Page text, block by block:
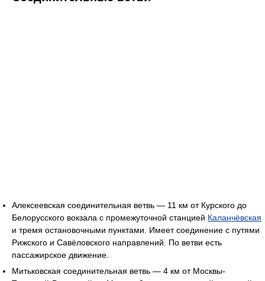
Алексеевская соединительная ветвь — 11 км от Курского до
Белорусского вокзала с промежуточной станцией Каланчёвская
и тремя остановочными пунктами. Имеет соединение с путями
Рижского и Савёловского направлений. По ветви есть
пассажирское движение.
Митьковская соединительная ветвь — 4 км от Москвы-